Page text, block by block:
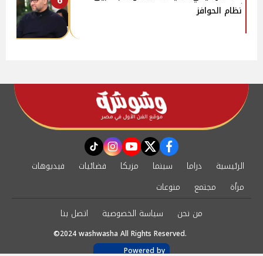
نظام الحوافز
facebook
twitter
youtube
instagram
tiktok
الرئيسية دراما سينما مزيكا فضائيات
فيديوهات
مرأة
مجتمع
منوعات
من نحن
سياسة الخصوصية اتصل بنا
©2024 washwasha All Rights Reserved.
Powered by